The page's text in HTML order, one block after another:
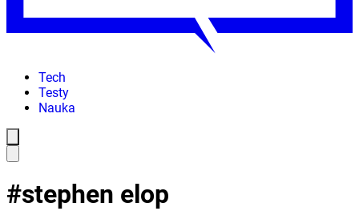
Tech
Testy
Nauka
#stephen elop